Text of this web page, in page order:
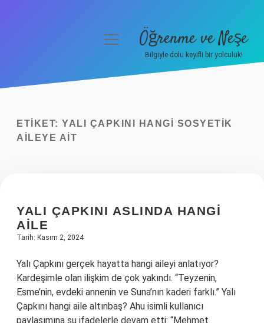
Yasal Uyarı
menüyüÖğrenme ve Neşe
Bilgiyle dolu keyifli bir yolculuk!
ETIKET: YALI ÇAPKINI HANGI SOSYETIK
AILEYE AIT
YALI ÇAPKINI ASLINDA HANGI
AILE
Tarih: Kasım 2, 2024
Yalı Çapkını gerçek hayatta hangi aileyi anlatıyor?
Kardeşimle olan ilişkim de çok yakındı. “Teyzenin,
Esme’nin, evdeki annenin ve Suna’nın kaderi farklı.” Yalı
Çapkını hangi aile altınbaş? Ahu isimli kullanıcı
paylaşımına şu ifadelerle devam etti: “Mehmet